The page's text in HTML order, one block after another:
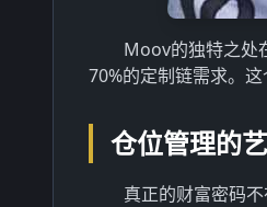
Moov的独特之处
70%的定制链需求。
仓位管理的
真正的财富密码